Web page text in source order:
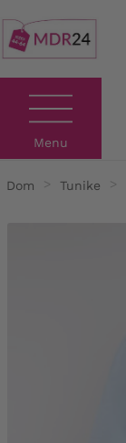
Menu
Dom Tunike